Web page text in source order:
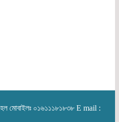
মোবাইলঃ ০১৬১১১৮১৮৩৮ E mail :